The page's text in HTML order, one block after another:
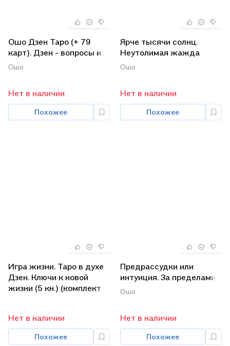
Ошо Дзен Таро (+ 79
карт). Дзен - вопросы и
ответы (комплект из 2
Ошо
Нет в наличии
Похожее
Ярче тысячи солнц.
Неутолимая жажда
познания (комплект из 2
Ошо
Нет в наличии
Похожее
Игра жизни. Таро в духе
Дзен. Ключи к новой
жизни (5 кн.) (комплект
Нет в наличии
Похожее
Предрассудки или
интуиция. За пределами
просветления (комплект
Ошо
Нет в наличии
Похожее